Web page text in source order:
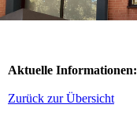
Aktuelle Informationen:
Zurück zur Übersicht